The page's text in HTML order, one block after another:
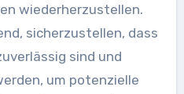
wiederherzustellen.
sicherzustellen, dass
sind und
um potenzielle